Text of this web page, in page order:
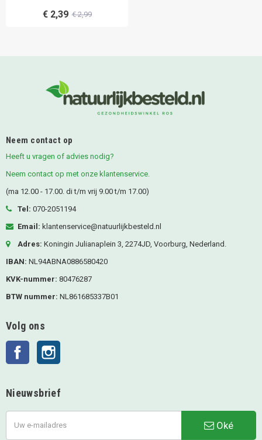
€ 2,39 € 2,99
Neem contact op
Heeft u vragen of advies nodig?
Neem contact op met onze klantenservice.
(ma 12.00 - 17.00. di t/m vrij 9.00 t/m 17.00)
Tel: 070-2051194
Email: klantenservice@natuurlijkbesteld.nl
Adres: Koningin Julianaplein 3, 2274JD, Voorburg, Nederland.
IBAN: NL94ABNA0886580420
KVK-nummer: 80476287
BTW nummer: NL861685337B01
Volg ons
Facebook
Nieuwsbrief
Oké